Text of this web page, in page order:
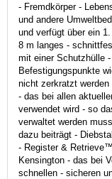
- Fremdkörper -
und andere
und verfügt über ein 1.
8 m langes -
mit einer Schutzhülle
Befestigungspunkte
nicht zerkratzt
- das bei allen
verwendet wird - so
verwaltet werden
dazu beiträgt -
- Register &
Kensington - das bei
schnellen - sicheren